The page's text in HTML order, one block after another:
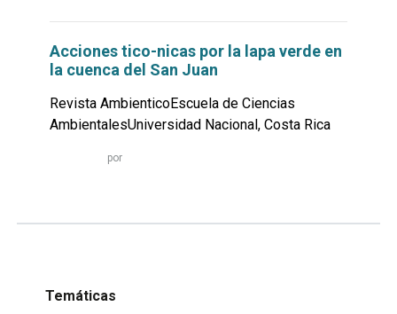
Acciones tico-nicas por la lapa verde en
la cuenca del San Juan
Revista AmbienticoEscuela de Ciencias
AmbientalesUniversidad Nacional, Costa Rica
por
Temáticas